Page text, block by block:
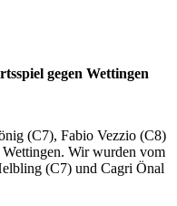
gegen Wettingen
(C7), Fabio Vezzio (C8)
Wir wurden vom
(C7) und Cagri Önal